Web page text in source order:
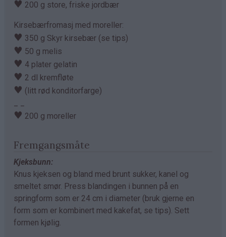
♥ 200 g store, friske jordbær
Kirsebærfromasj med moreller:
♥ 350 g Skyr kirsebær (se tips)
♥ 50 g melis
♥ 4 plater gelatin
♥ 2 dl kremfløte
♥ (litt rød konditorfarge)
♥ 200 g moreller
Fremgangsmåte
Kjeksbunn:
Knus kjeksen og bland med brunt sukker, kanel og
smeltet smør. Press blandingen i bunnen på en
springform som er 24 cm i diameter (bruk gjerne en
form som er kombinert med kakefat, se tips). Sett
formen kjølig.